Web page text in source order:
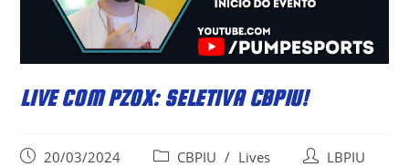
LIVE COM PZOX: SELETIVA CBPIU!
Post20/03/2024
PostCBPIU / Lives
PostLBPIU